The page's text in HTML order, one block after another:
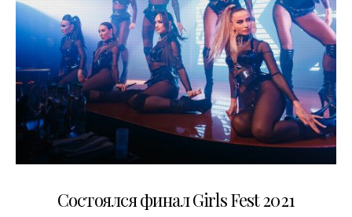
Состоялся финал Girls Fest 2021